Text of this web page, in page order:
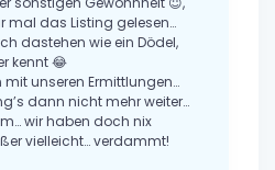
mal das Listing gelesen…
dastehen wie ein Dödel,
kennt 😂
unseren Ermittlungen…
dann nicht mehr weiter…
wir haben doch nix
vielleicht… verdammt!